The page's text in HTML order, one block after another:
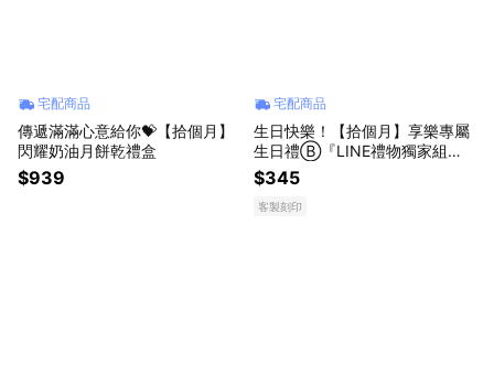
宅配商品
傳遞滿滿心意給你💝【拾個月】
閃耀奶油月餅乾禮盒
$939
宅配商品
生日快樂！【拾個月】享樂專屬
生日禮Ⓑ『LINE禮物獨家組
合』
$345
客製刻印